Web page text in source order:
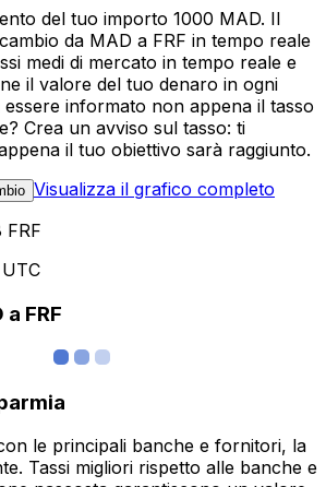
del tuo importo 1000 MAD. Il
da MAD a FRF in tempo reale
medi di mercato in tempo reale e
il valore del tuo denaro in ogni
essere informato non appena il tasso
Crea un avviso sul tasso: ti
il tuo obiettivo sarà raggiunto.
Visualizza il grafico completo
FRF
FRF
le principali banche e fornitori, la
Tassi migliori rispetto alle banche e